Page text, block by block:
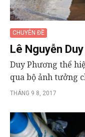
CHUYÊN ĐỀ
Lê Nguyễn
Duy Phương thể
qua bộ ảnh tưởng
THÁNG 9 8, 2017